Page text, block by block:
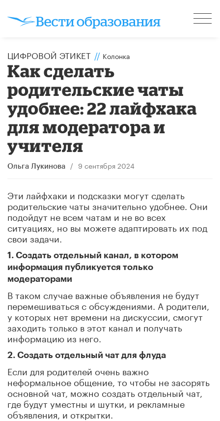
ЦИФРОВОЙ ЭТИКЕТ // Колонка
Как сделать
родительские чаты
удобнее: 22 лайфхака
для модератора и
учителя
Ольга Лукинова / 9 сентября 2024
Эти лайфхаки и подсказки могут сделать
родительские чаты значительно удобнее. Они
подойдут не всем чатам и не во всех
ситуациях, но вы можете адаптировать их под
свои задачи.
1. Создать отдельный канал, в котором
информация публикуется только
модераторами
В таком случае важные объявления не будут
перемешиваться с обсуждениями. А родители,
у которых нет времени на дискуссии, смогут
заходить только в этот канал и получать
информацию из него.
2. Создать отдельный чат для флуда
Если для родителей очень важно
неформальное общение, то чтобы не засорять
основной чат, можно создать отдельный чат,
где будут уместны и шутки, и рекламные
объявления, и открытки.